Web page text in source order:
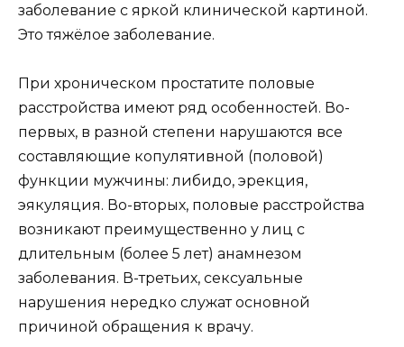
заболевание с яркой клинической картиной.
Это тяжёлое заболевание.
При хроническом простатите половые
расстройства имеют ряд особенностей. Во-
первых, в разной степени нарушаются все
составляющие копулятивной (половой)
функции мужчины: либидо, эрекция,
эякуляция. Во-вторых, половые расстройства
возникают преимущественно у лиц с
длительным (более 5 лет) анамнезом
заболевания. В-третьих, сексуальные
нарушения нередко служат основной
причиной обращения к врачу.